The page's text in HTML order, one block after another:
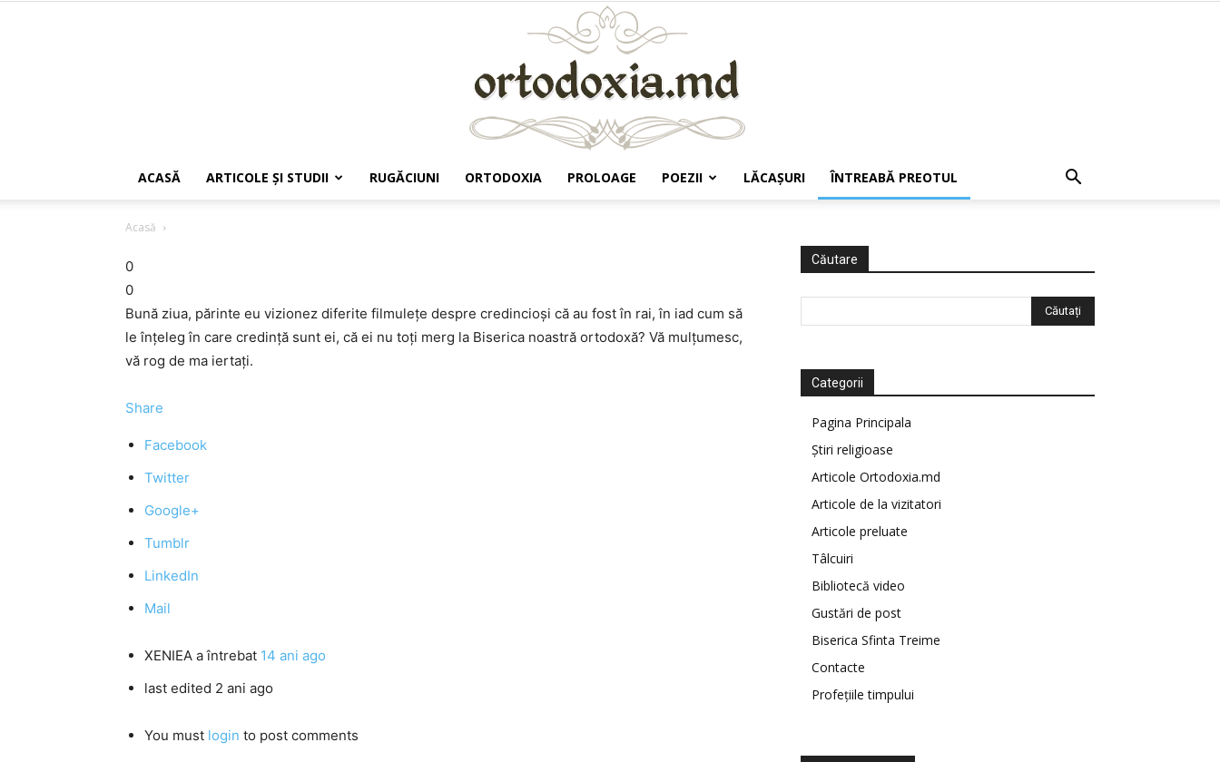
ACASĂ ARTICOLE ŞI STUDII RUGĂCIUNI ORTODOXIA PROLOAGE POEZII LĂCAŞURI ÎNTREABĂ PREOTUL
Acasă
0
0
Bună ziua, părinte eu vizionez diferite filmuleţe despre credincioşi că au fost în rai, în iad cum să
le înţeleg în care credinţă sunt ei, că ei nu toţi merg la Biserica noastră ortodoxă? Vă mulţumesc,
vă rog de ma iertaţi.
Share
Facebook
Twitter
Google+
Tumblr
LinkedIn
Mail
XENIEA a întrebat 14 ani ago
last edited 2 ani ago
You must login to post comments
Căutare
Categorii
Pagina Principala
Știri religioase
Articole Ortodoxia.md
Articole de la vizitatori
Articole preluate
Tâlcuiri
Bibliotecă video
Gustări de post
Biserica Sfinta Treime
Contacte
Profețiile timpului